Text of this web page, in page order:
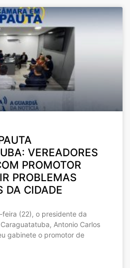
VEREADORES
PROMOTOR
PROBLEMAS
DA CIDADE
(22), o presidente da
Antonio Carlos
gabinete o promotor de